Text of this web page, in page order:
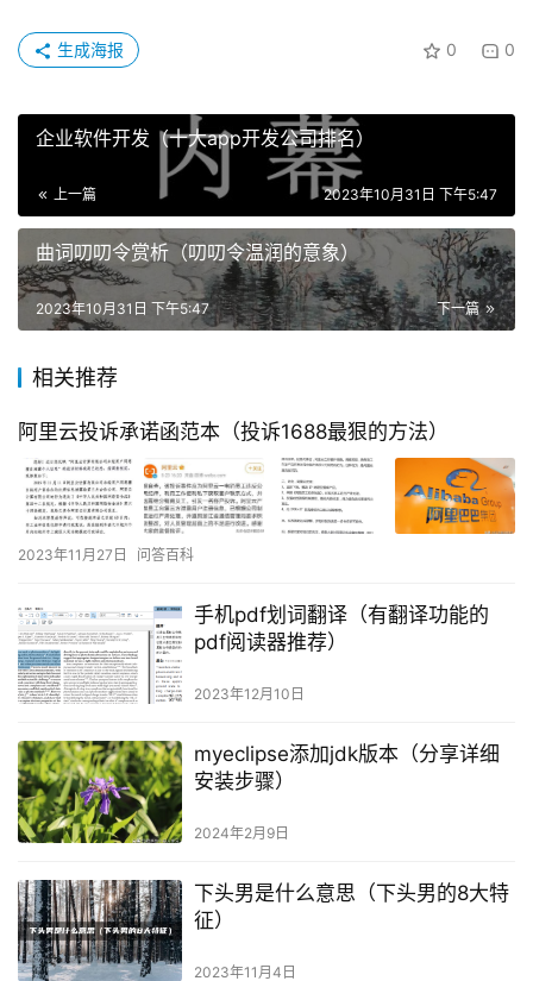
0 0
生成海报
企业软件开发（十大app开发公司排名）
上一篇 2023年10月31日 下午5:47
曲词叨叨令赏析（叨叨令温润的意象）
下一篇
2023年10月31日 下午5:47
相关推荐
阿里云投诉承诺函范本（投诉1688最狠的方法）
2023年11月27日 问答百科
手机pdf划词翻译（有翻译功能的
pdf阅读器推荐）
2023年12月10日
myeclipse添加jdk版本（分享详细
安装步骤）
2024年2月9日
下头男是什么意思（下头男的8大特
征）
2023年11月4日